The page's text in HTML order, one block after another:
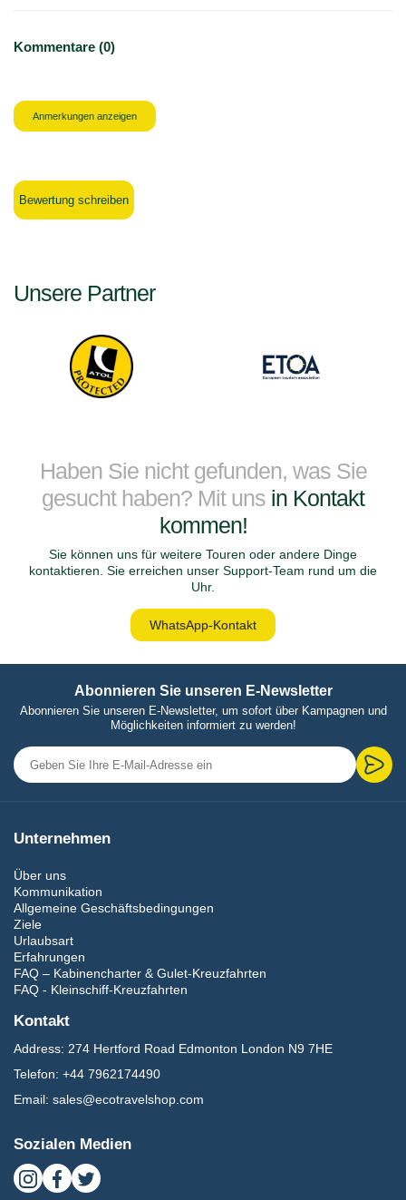
Kommentare (0)
Anmerkungen anzeigen
Bewertung schreiben
Unsere Partner
Haben Sie nicht gefunden, was Sie
gesucht haben? Mit uns in Kontakt
kommen!
Sie können uns für weitere Touren oder andere Dinge
kontaktieren. Sie erreichen unser Support-Team rund um die
Uhr.
WhatsApp-Kontakt
Abonnieren Sie unseren E-Newsletter
Abonnieren Sie unseren E-Newsletter, um sofort über Kampagnen und
Möglichkeiten informiert zu werden!
Unternehmen
Über uns
Kommunikation
Allgemeine Geschäftsbedingungen
Ziele
Urlaubsart
Erfahrungen
FAQ – Kabinencharter & Gulet-Kreuzfahrten
FAQ - Kleinschiff-Kreuzfahrten
Kontakt
Address: 274 Hertford Road Edmonton London N9 7HE
Telefon: +44 7962174490
Email: sales@ecotravelshop.com
Sozialen Medien